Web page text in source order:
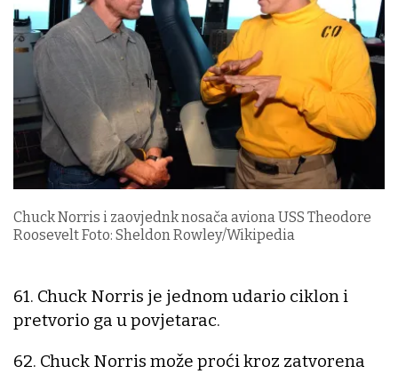
Chuck Norris i zaovjednk nosača aviona USS Theodore
Roosevelt Foto: Sheldon Rowley/Wikipedia
61. Chuck Norris je jednom udario ciklon i
pretvorio ga u povjetarac.
62. Chuck Norris može proći kroz zatvorena